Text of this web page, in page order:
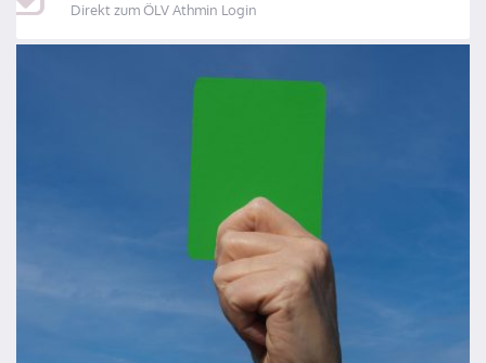
Direkt zum ÖLV Athmin Login